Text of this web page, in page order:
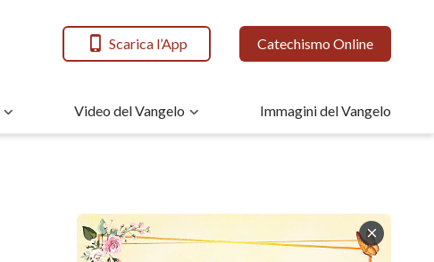
Scarica l’App Catechismo Online
Video del Vangelo Immagini del Vangelo